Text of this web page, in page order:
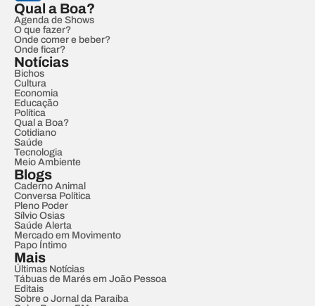
Qual a Boa?
Agenda de Shows
O que fazer?
Onde comer e beber?
Onde ficar?
Notícias
Bichos
Cultura
Economia
Educação
Política
Qual a Boa?
Cotidiano
Saúde
Tecnologia
Meio Ambiente
Blogs
Caderno Animal
Conversa Política
Pleno Poder
Sílvio Osias
Saúde Alerta
Mercado em Movimento
Papo Íntimo
Mais
Últimas Notícias
Tábuas de Marés em João Pessoa
Editais
Sobre o Jornal da Paraíba